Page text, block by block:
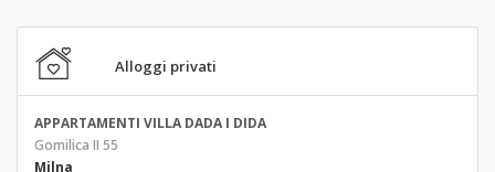
Alloggi privati
APPARTAMENTI VILLA DADA I DIDA
Gomilica II 55
Milna